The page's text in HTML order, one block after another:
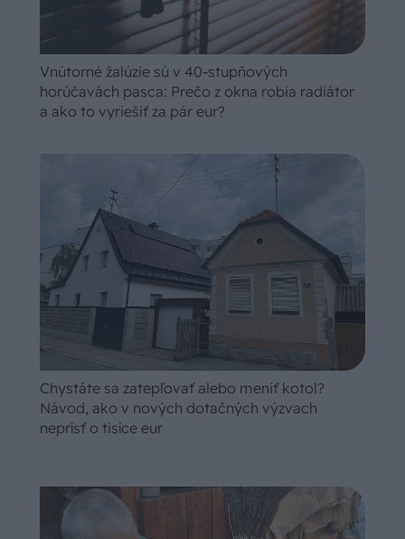
Vnútorné žalúzie sú v 40-stupňových
horúčavách pasca: Prečo z okna robia radiátor
a ako to vyriešiť za pár eur?
Chystáte sa zatepľovať alebo meniť kotol?
Návod, ako v nových dotačných výzvach
neprísť o tisíce eur